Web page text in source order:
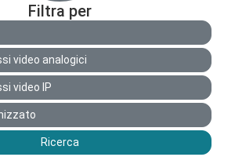
Filtra per
video analogici
video IP
Ricerca